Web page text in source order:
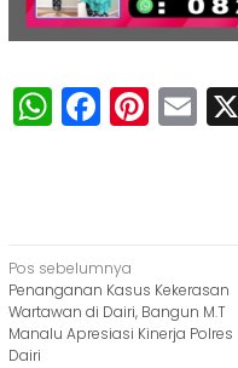
Navigasi
pos
Pos sebelumnya
Penanganan Kasus Kekerasan
Wartawan di Dairi, Bangun M.T
Manalu Apresiasi Kinerja Polres
Dairi